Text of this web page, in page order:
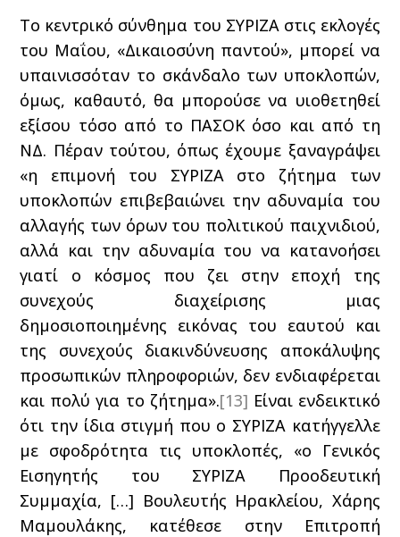
Το κεντρικό σύνθημα του ΣΥΡΙΖΑ στις εκλογές
του Μαΐου, «Δικαιοσύνη παντού», μπορεί να
υπαινισσόταν το σκάνδαλο των υποκλοπών,
όμως, καθαυτό, θα μπορούσε να υιοθετηθεί
εξίσου τόσο από το ΠΑΣΟΚ όσο και από τη
ΝΔ. Πέραν τούτου, όπως έχουμε ξαναγράψει
«η επιμονή του ΣΥΡΙΖΑ στο ζήτημα των
υποκλοπών επιβεβαιώνει την αδυναμία του
αλλαγής των όρων του πολιτικού παιχνιδιού,
αλλά και την αδυναμία του να κατανοήσει
γιατί ο κόσμος που ζει στην εποχή της
συνεχούς διαχείρισης μιας
δημοσιοποιημένης εικόνας του εαυτού και
της συνεχούς διακινδύνευσης αποκάλυψης
προσωπικών πληροφοριών, δεν ενδιαφέρεται
και πολύ για το ζήτημα».[13] Είναι ενδεικτικό
ότι την ίδια στιγμή που ο ΣΥΡΙΖΑ κατήγγελλε
με σφοδρότητα τις υποκλοπές, «ο Γενικός
Εισηγητής του ΣΥΡΙΖΑ Προοδευτική
Συμμαχία, […] Βουλευτής Ηρακλείου, Χάρης
Μαμουλάκης, κατέθεσε στην Επιτροπή